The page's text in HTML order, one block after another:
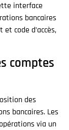
interface
bancaires
code d’accès,
comptes
des
bancaires. Les
via un